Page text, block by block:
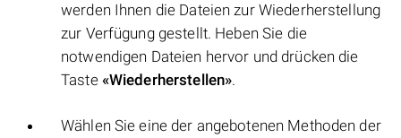
werden Ihnen die Dateien zur Wiederherstellung
zur Verfügung gestellt. Heben Sie die
notwendigen Dateien hervor und drücken die
Taste «Wiederherstellen».
Wählen Sie eine der angebotenen Methoden der